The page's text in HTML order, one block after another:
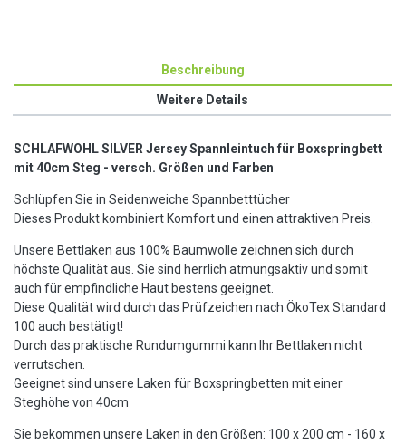
Beschreibung
Weitere Details
SCHLAFWOHL SILVER Jersey Spannleintuch für Boxspringbett
mit 40cm Steg - versch. Größen und Farben
Schlüpfen Sie in Seidenweiche Spannbetttücher
Dieses Produkt kombiniert Komfort und einen attraktiven Preis.
Unsere Bettlaken aus 100% Baumwolle zeichnen sich durch
höchste Qualität aus. Sie sind herrlich atmungsaktiv und somit
auch für empfindliche Haut bestens geeignet.
Diese Qualität wird durch das Prüfzeichen nach ÖkoTex Standard
100 auch bestätigt!
Durch das praktische Rundumgummi kann Ihr Bettlaken nicht
verrutschen.
Geeignet sind unsere Laken für Boxspringbetten mit einer
Steghöhe von 40cm
Sie bekommen unsere Laken in den Größen: 100 x 200 cm - 160 x